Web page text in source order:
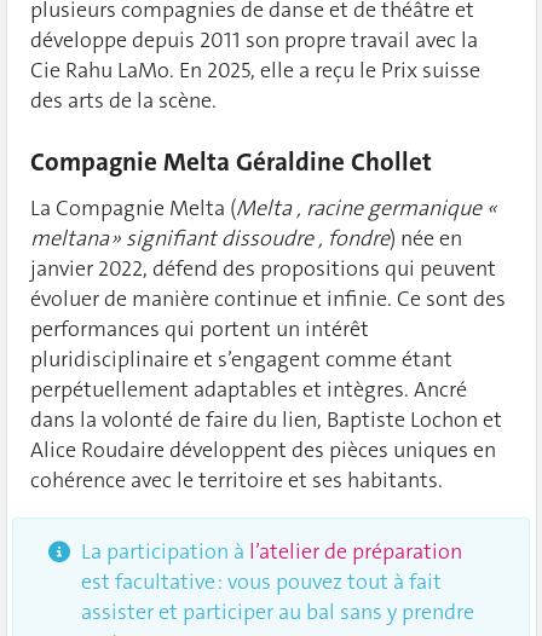
plusieurs compagnies de danse et de théâtre et
développe depuis 2011 son propre travail avec la
Cie Rahu LaMo. En 2025, elle a reçu le Prix suisse
des arts de la scène.
Compagnie Melta Géraldine Chollet
La Compagnie Melta (Melta , racine germanique «
meltana » signifiant dissoudre , fondre) née en
janvier 2022, défend des propositions qui peuvent
évoluer de manière continue et infinie. Ce sont des
performances qui portent un intérêt
pluridisciplinaire et s’engagent comme étant
perpétuellement adaptables et intègres. Ancré
dans la volonté de faire du lien, Baptiste Lochon et
Alice Roudaire développent des pièces uniques en
cohérence avec le territoire et ses habitants.
La participation à l’atelier de préparation
est facultative : vous pouvez tout à fait
assister et participer au bal sans y prendre